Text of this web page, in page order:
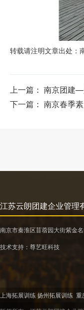
转载请注明文章出处：
上一篇： 南京团建
下一篇： 南京春季
江苏云朗团建企业管理
南京市秦淮区苜蓿园大街紫金
技术支持： 尊艺旺科技
上海拓展训练 扬州拓展训练 重